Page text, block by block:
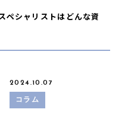
ペシャリストはどんな資
2024.10.07
コラム